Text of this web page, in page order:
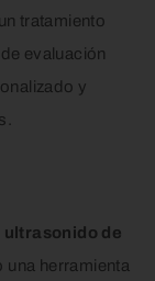
tratamiento
evaluación
y
ultrasonido de
herramienta